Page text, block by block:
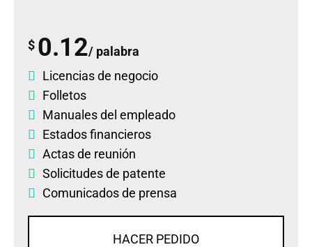
$ 0.12/ palabra
Licencias de negocio
Folletos
Manuales del empleado
Estados financieros
Actas de reunión
Solicitudes de patente
Comunicados de prensa
HACER PEDIDO